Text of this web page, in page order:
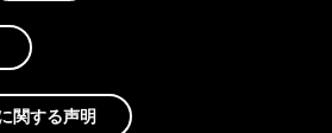
関する声明